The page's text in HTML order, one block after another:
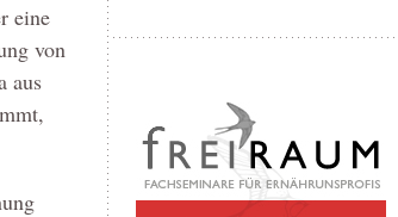
eine
von
aus